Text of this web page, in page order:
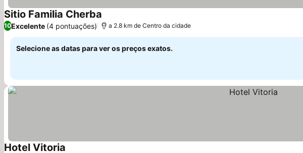
Sitio Familia Cherba
10Excelente (4 pontuações) a 2.8 km de Centro da cidade
Selecione as datas para ver os preços exatos.
Hotel Vitoria